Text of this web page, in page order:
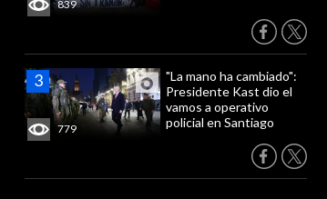
839
779
"La mano ha cambiado":
Presidente Kast dio el
vamos a operativo
policial en Santiago